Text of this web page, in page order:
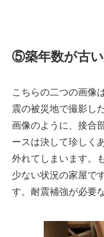
⑤築年数が古
こちらの二つの画像
震の被災地で撮影し
画像のように、接合
ースは決して珍しく
外れてしまいます。
少ない状況の家屋で
す。耐震補強が必要